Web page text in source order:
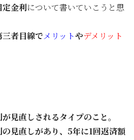
金利について書いていこうと思
者目線でメリットやデメリット
見直しされるタイプのこと。
見直しがあり、5年に1回返済額